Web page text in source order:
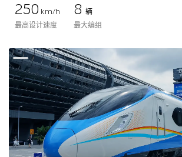
250 km/h
最高设计速度
8 辆
最大编组